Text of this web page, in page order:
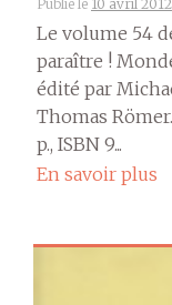
Publié le 10 avril 2012
Le volume 54
paraître !
édité par
Thomas
p., ISBN 9...
En savoir plus